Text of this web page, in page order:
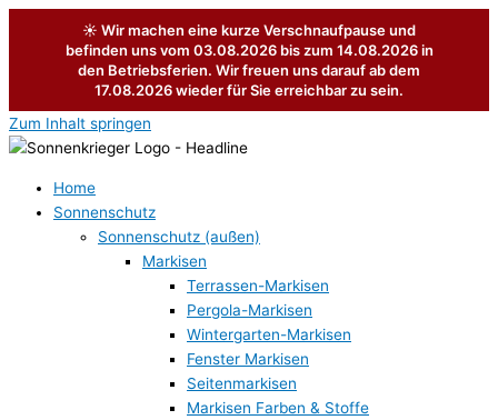
Zum Inhalt springen
Home
Sonnenschutz
Sonnenschutz (außen)
Markisen
Terrassen-Markisen
Pergola-Markisen
Wintergarten-Markisen
Fenster Markisen
Seitenmarkisen
Markisen Farben & Stoffe